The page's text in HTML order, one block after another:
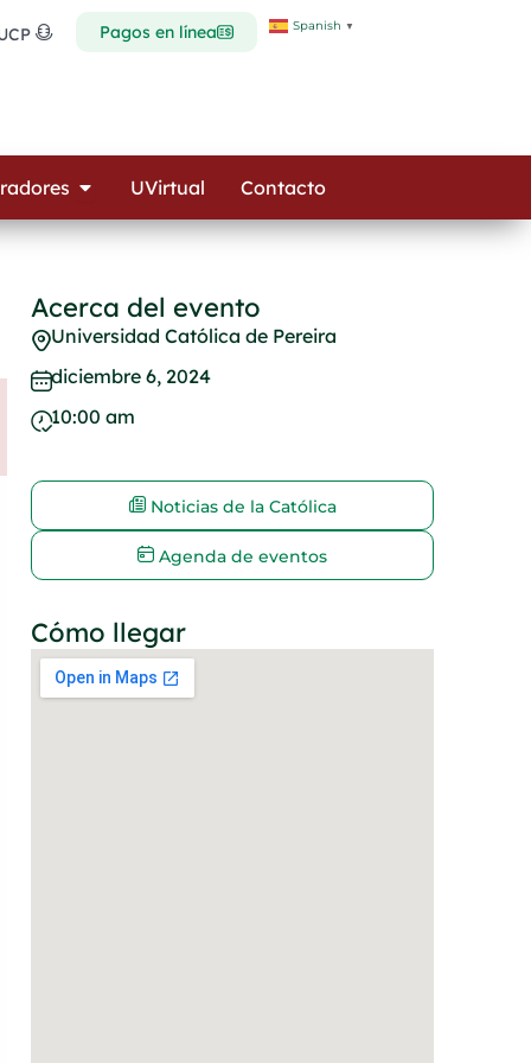
Pagos en línea Spanish ▼
Open Colaboradores
UVirtual Contacto
Acerca del evento
Universidad Católica de Pereira
diciembre 6, 2024
10:00 am
Noticias de la Católica
Agenda de eventos
Cómo llegar